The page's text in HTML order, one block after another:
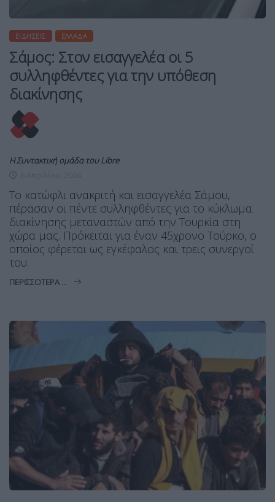
ΕΙΔΉΣΕΙΣ ΕΛΛΆΔΑ
Σάμος: Στον εισαγγελέα οι 5
συλληφθέντες για την υπόθεση
διακίνησης
Η Συντακτική ομάδα του Libre
Το κατώφλι ανακριτή και εισαγγελέα Σάμου,
πέρασαν οι πέντε συλληφθέντες για το κύκλωμα
διακίνησης μεταναστών από την Τουρκία στη
χώρα μας. Πρόκειται για έναν 45χρονο Τούρκο, ο
οποίος φέρεται ως εγκέφαλος και τρεις συνεργοί
του.
ΠΕΡΙΣΣΌΤΕΡΑ ...